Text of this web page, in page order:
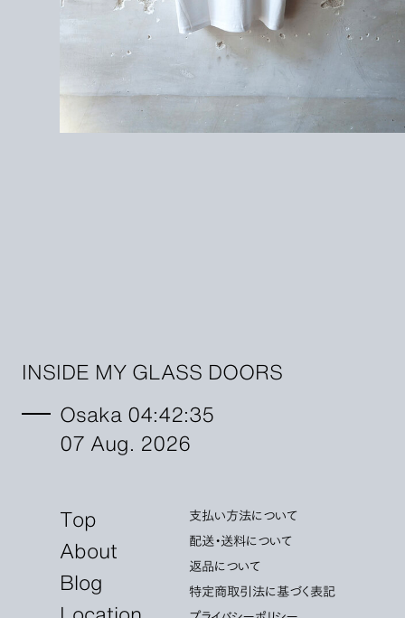
INSIDE MY GLASS DOORS
Osaka 04:42:36
07 Aug. 2026
Top
About
Blog
支払い方法について
配送・送料について
返品について
特定商取引法に基づく表記